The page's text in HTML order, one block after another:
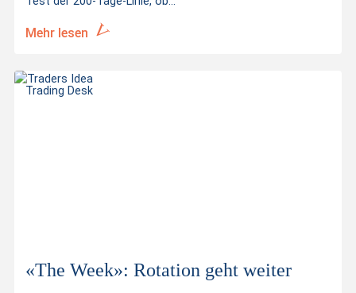
Mehr lesen
Trading Desk
«The Week»: Rotation geht weiter